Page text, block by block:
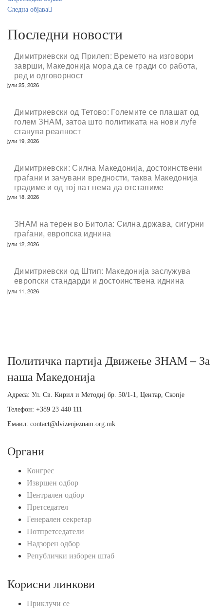
Следна објава
Последни новости
Димитриевски од Прилеп: Времето на изговори
заврши, Македонија мора да се гради со работа,
ред и одговорност
јули 25, 2026
Димитриевски од Тетово: Големите се плашат од
голем ЗНАМ, затоа што политиката на нови луѓе
станува реалност
јули 19, 2026
Димитриевски: Силна Македонија, достоинствени
граѓани и зачувани вредности, таква Македонија
градиме и од тој пат нема да отстапиме
јули 18, 2026
ЗНАМ на терен во Битола: Силна држава, сигурни
граѓани, европска иднина
јули 12, 2026
Димитриевски од Штип: Македонија заслужува
европски стандарди и достоинствена иднина
јули 11, 2026
Политичка партија Движење ЗНАМ – За
наша Македонија
Адреса: Ул. Св. Кирил и Методиј бр. 50/1-1, Центар, Скопје
Телефон: +389 23 440 111
Емаил: contact@dvizenjeznam.org.mk
Органи
Конгрес
Извршен одбор
Централен одбор
Претседател
Генерален секретар
Потпретседатели
Надзорен одбор
Републички изборен штаб
Корисни линкови
Приклучи се